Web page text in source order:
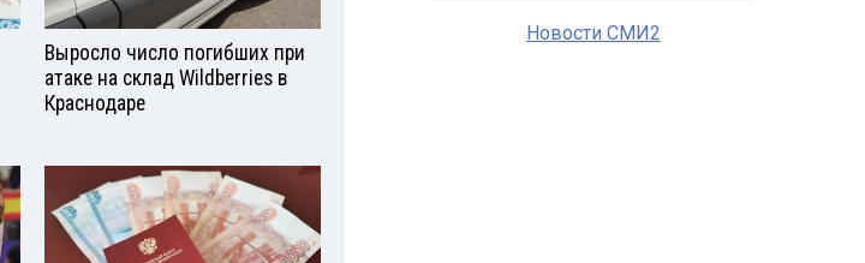
Выросло число погибших при
атаке на склад Wildberries в
Краснодаре
Новости СМИ2